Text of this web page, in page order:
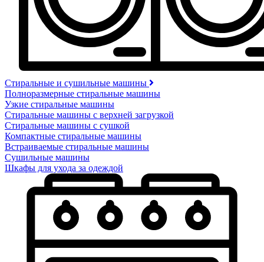
Стиральные и сушильные машины
Полноразмерные стиральные машины
Узкие стиральные машины
Стиральные машины с верхней загрузкой
Стиральные машины с сушкой
Компактные стиральные машины
Встраиваемые стиральные машины
Сушильные машины
Шкафы для ухода за одеждой